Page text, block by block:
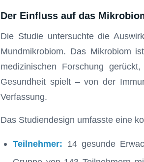
Der Einfluss auf das
Die Studie untersuchte die
Mundmikrobiom. Das Mikrobiom
medizinischen Forschung
Gesundheit spielt – von der
Verfassung.
Das Studiendesign umfasste eine
Teilnehmer: 14 gesunde